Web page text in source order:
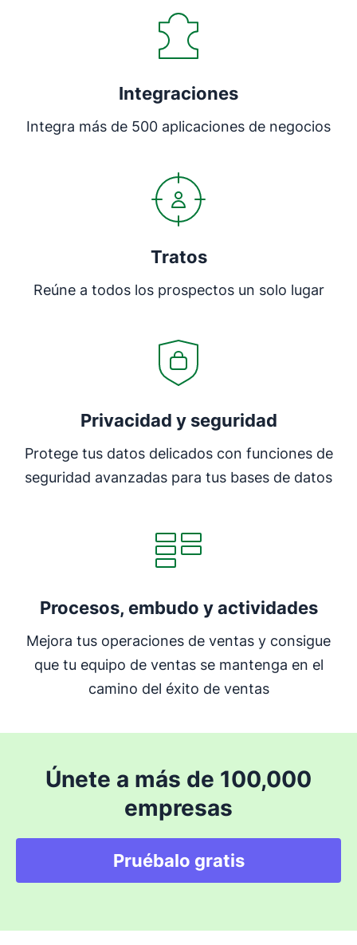
Integraciones
Integra más de 500 aplicaciones de negocios
Tratos
Reúne a todos los prospectos un solo lugar
Privacidad y seguridad
Protege tus datos delicados con funciones de
seguridad avanzadas para tus bases de datos
Procesos, embudo y actividades
Mejora tus operaciones de ventas y consigue
que tu equipo de ventas se mantenga en el
camino del éxito de ventas
Únete a más de 100,000
empresas
Pruébalo gratis